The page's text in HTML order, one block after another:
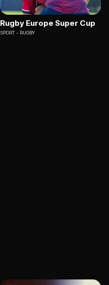
Rugby Europe Super Cup
SPORT RUGBY